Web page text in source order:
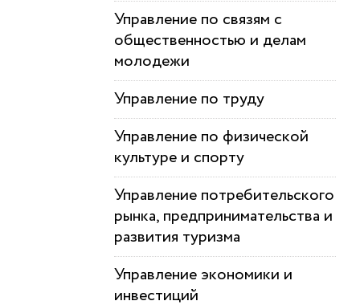
Управление по связям с
общественностью и делам
молодежи
Управление по труду
Управление по физической
культуре и спорту
Управление потребительского
рынка, предпринимательства и
развития туризма
Управление экономики и
инвестиций